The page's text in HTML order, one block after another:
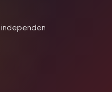
independen